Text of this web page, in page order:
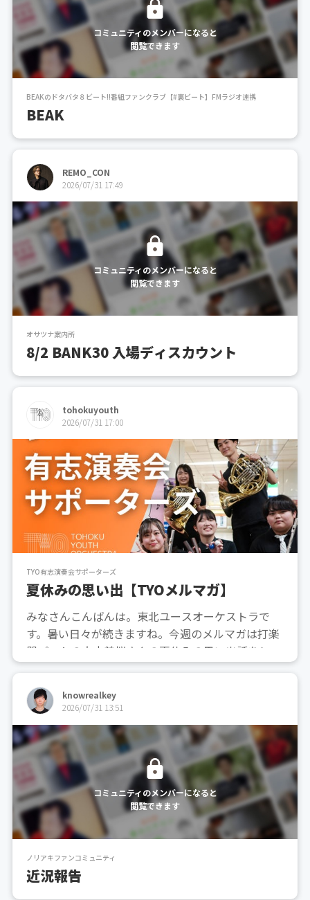
コミュニティのメンバーになると
閲覧できます
BEAKのドタバタ８ビート!!番組ファンクラブ【#裏ビート】FMラジオ連携
BEAK
REMO_CON
2026/07/31 17:49
コミュニティのメンバーになると
閲覧できます
オサツナ案内所
8/2 BANK30 入場ディスカウント
tohokuyouth
2026/07/31 17:00
TYO有志演奏会サポーターズ
夏休みの思い出【TYOメルマガ】
みなさんこんばんは。東北ユースオーケストラで
す。暑い日々が続きますね。今週のメルマガは打楽
器パートの大内美桜さんの夏休みの思い出話をして
くれます。メルマガは本日20時配信予定です。お楽
しみに♩
knowrealkey
2026/07/31 13:51
コミュニティのメンバーになると
閲覧できます
ノリアキファンコミュニティ
近況報告